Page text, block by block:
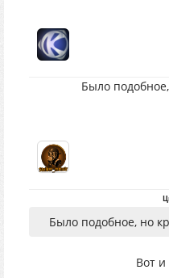
Было
Было подобное, но
Вот